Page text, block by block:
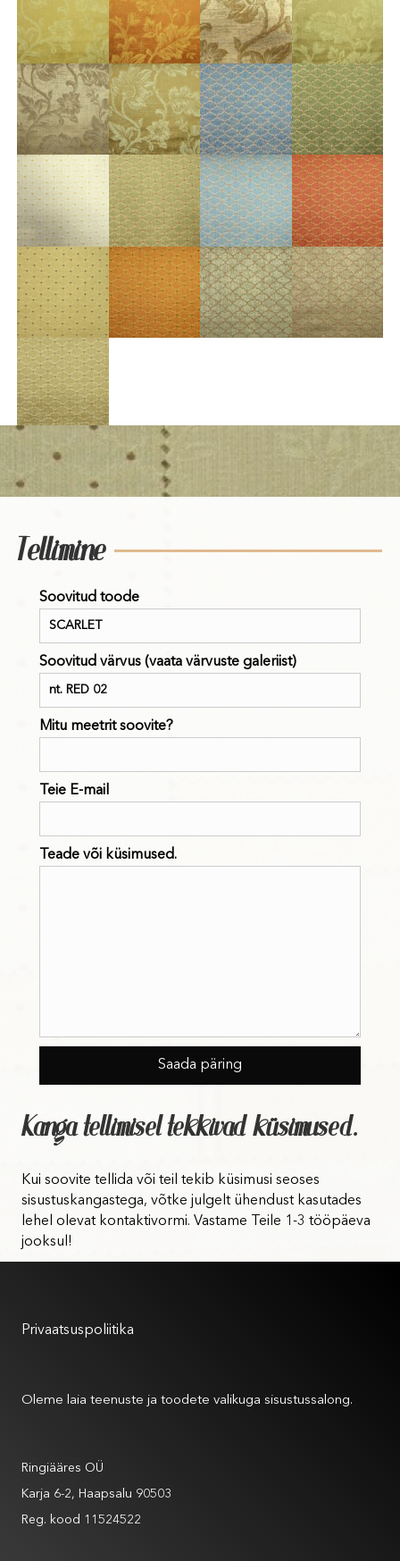
Tellimine
Soovitud toode
Soovitud värvus (vaata värvuste galeriist)
Mitu meetrit soovite?
Teie E-mail
Teade või küsimused.
Kanga tellimisel tekkivad küsimused.
Kui soovite tellida või teil tekib küsimusi seoses
sisustuskangastega, võtke julgelt ühendust kasutades
lehel olevat kontaktivormi. Vastame Teile 1-3 tööpäeva
jooksul!
Privaatsuspoliitika
Oleme laia teenuste ja toodete valikuga sisustussalong.
Ringiääres OÜ
Karja 6-2, Haapsalu 90503
Reg. kood 11524522